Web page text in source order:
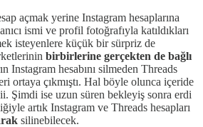
açmak yerine Instagram hesaplarına
ismi ve profil fotoğrafıyla katıldıkları
isteyenlere küçük bir sürpriz de
birbirlerine gerçekten de bağlı
Instagram hesabını silmeden Threads
ortaya çıkmıştı. Hal böyle olunca içeride
Şimdi ise uzun süren bekleyiş sonra erdi
artık Instagram ve Threads hesapları
silinebilecek.